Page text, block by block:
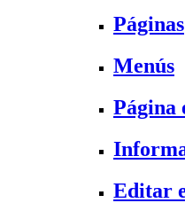
Páginas
Menús
Página
Editar